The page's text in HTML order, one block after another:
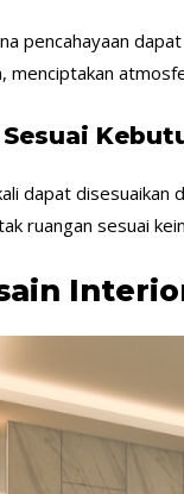
pencahayaan
menciptakan
dapat disesuaikan
ruangan sesuai